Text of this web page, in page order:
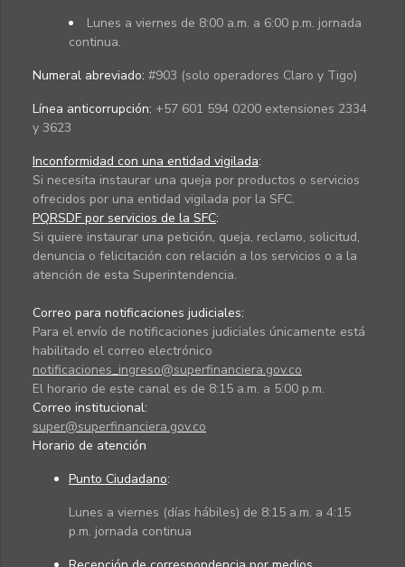
Lunes a viernes de 8:00 a.m. a 6:00 p.m. jornada
continua.
Numeral abreviado: #903 (solo operadores Claro y Tigo)
Línea anticorrupción: +57 601 594 0200 extensiones 2334
y 3623
Inconformidad con una entidad vigilada:
Si necesita instaurar una queja por productos o servicios
ofrecidos por una entidad vigilada por la SFC.
PQRSDF por servicios de la SFC:
Si quiere instaurar una petición, queja, reclamo, solicitud,
denuncia o felicitación con relación a los servicios o a la
atención de esta Superintendencia.
Correo para notificaciones judiciales:
Para el envío de notificaciones judiciales únicamente está
habilitado el correo electrónico
notificaciones_ingreso@superfinanciera.gov.co
El horario de este canal es de 8:15 a.m. a 5:00 p.m.
Correo institucional:
super@superfinanciera.gov.co
Horario de atención
Punto Ciudadano:
Lunes a viernes (días hábiles) de 8:15 a.m. a 4:15
p.m. jornada continua